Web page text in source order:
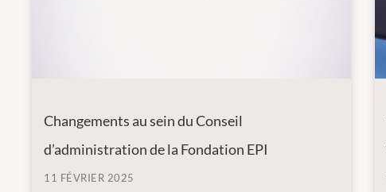
Changements au sein du Conseil
d’administration de la Fondation EPI
11 FÉVRIER 2025